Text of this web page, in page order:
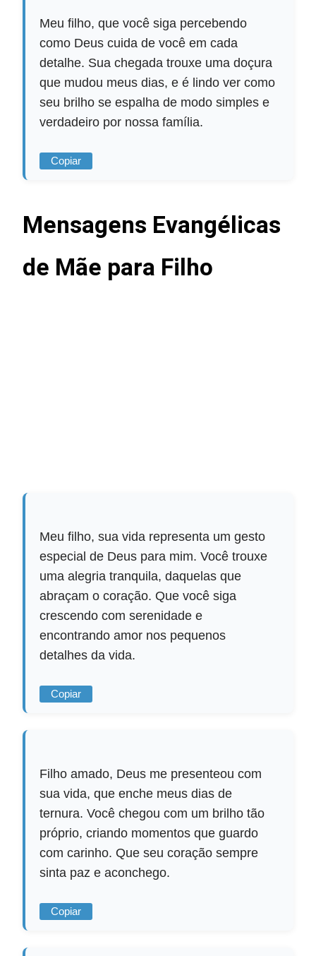
Meu filho, que você siga percebendo
como Deus cuida de você em cada
detalhe. Sua chegada trouxe uma doçura
que mudou meus dias, e é lindo ver como
seu brilho se espalha de modo simples e
verdadeiro por nossa família.
Copiar
Mensagens Evangélicas
de Mãe para Filho
Meu filho, sua vida representa um gesto
especial de Deus para mim. Você trouxe
uma alegria tranquila, daquelas que
abraçam o coração. Que você siga
crescendo com serenidade e
encontrando amor nos pequenos
detalhes da vida.
Copiar
Filho amado, Deus me presenteou com
sua vida, que enche meus dias de
ternura. Você chegou com um brilho tão
próprio, criando momentos que guardo
com carinho. Que seu coração sempre
sinta paz e aconchego.
Copiar